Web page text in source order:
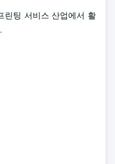
린팅 서비스 산업에서 활